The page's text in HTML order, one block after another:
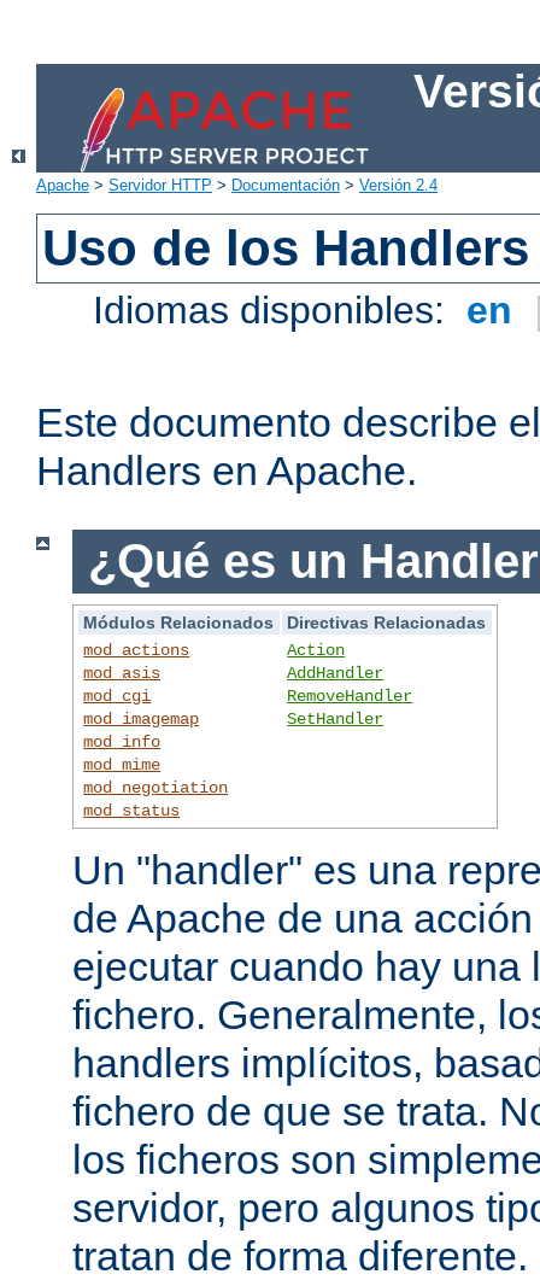
Apache > Servidor HTTP > Documentación > Versión 2.4
Uso de los
Idiomas disponibles: en
Este documento describe
Handlers en Apache.
¿Qué es un
Módulos Relacionados
Directivas Relacionadas
mod_actions
mod_asis
mod_cgi
mod_imagemap
mod_info
mod_mime
mod_negotiation
mod_status
Action
AddHandler
RemoveHandler
SetHandler
Un "handler" es una
de Apache de una
ejecutar cuando hay una
fichero. Generalmente,
handlers implícitos,
fichero de que se trata.
los ficheros son
servidor, pero algunos
tratan de forma diferente.